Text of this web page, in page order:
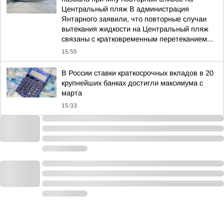
Центральный пляж В администрация
Янтарного заявили, что повторные случаи
вытекания жидкости на Центральный пляж
связаны с кратковременным перетеканием...
15:55
В России ставки краткосрочных вкладов в 20
крупнейших банках достигли максимума с
марта
15:33